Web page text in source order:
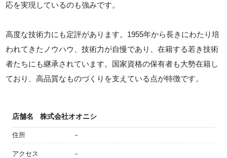
応を実現しているのも強みです。
高度な技術力にも定評があります。1955年から長きにわたり培
われてきたノウハウ、技術力が自慢であり、在籍する若き技術
者たちにも継承されています。国家資格の保有者も大勢在籍し
ており、高品質なものづくりを支えている点が特徴です。
店舗名 株式会社オオニシ
住所 －
アクセス －